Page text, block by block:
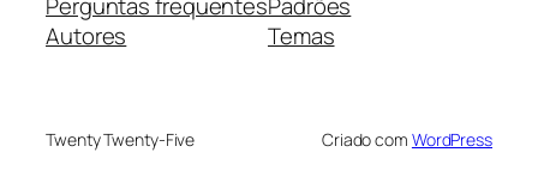
Perguntas frequentes
Autores
Padrões
Temas
Twenty Twenty-Five Criado com WordPress